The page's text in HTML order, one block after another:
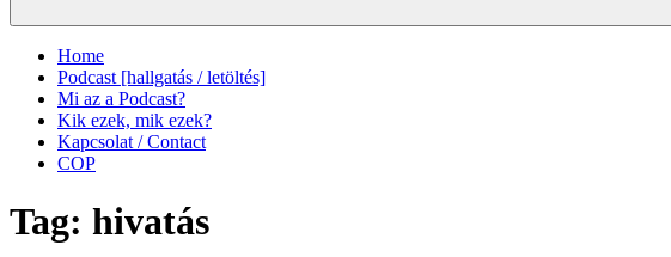
Home
Podcast [hallgatás / letöltés]
Mi az a Podcast?
Kik ezek, mik ezek?
Kapcsolat / Contact
COP
Tag: hivatás